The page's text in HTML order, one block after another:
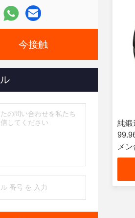
今接触
純鍛
メ